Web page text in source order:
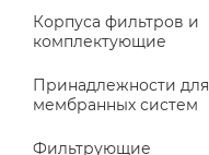
Корпуса фильтров и
комплектующие
Принадлежности для
мембранных систем
Фильтрующие